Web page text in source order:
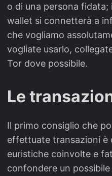
o di una persona fidata;
wallet si connetterà a
che vogliamo
vogliate usarlo,
Tor dove possibile.
Le
Il primo consiglio che
effettuate transazioni è
euristiche coinvolte e
confondere un